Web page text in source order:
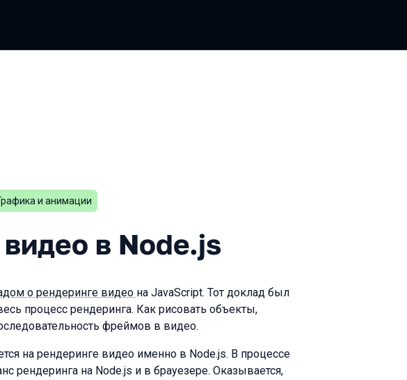
в Node.js
и анимации
в Node.js
о рендеринге видео на JavaScript. Тот доклад был
процесс рендеринга. Как рисовать объекты,
фреймов в видео.
на рендеринге видео именно в Node.js. В процессе
рендеринга на Node.js и в брауезере. Оказывается,